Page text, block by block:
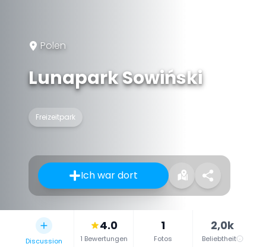
Polen
Lunapark Sowiński
Freizeitpark
Ich war dort
Discussion
4.0
1 Bewertungen
1
Fotos
2,0k
Beliebtheit